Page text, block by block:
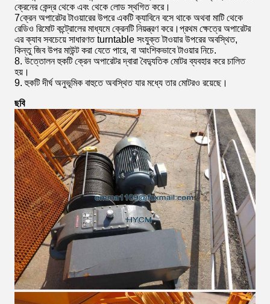
ক্রেনের কেন্দ্র থেকে এবং থেকে লোড স্থগিত করে।
7ক্রেন অপারেটর টাওয়ারের উপরে একটি ক্যাবিনে বসে থাকে অথবা মাটি থেকে
রেডিও রিমোট কন্ট্রোলের মাধ্যমে ক্রেনটি নিয়ন্ত্রণ করে।প্রথম ক্ষেত্রে অপারেটর
এর ক্যাব সবচেয়ে সাধারণত turntable সংযুক্ত টাওয়ার উপরের অবস্থিত,
কিন্তু জিব উপর মাউন্ট করা যেতে পারে, বা আংশিকভাবে টাওয়ার নিচে.
8. উত্তোলন হুকটি ক্রেন অপারেটর দ্বারা বৈদ্যুতিক মোটর ব্যবহার করে চালিত
হয়।
9. হুকটি দীর্ঘ অনুভূমিক বাহুতে অবস্থিত যার মধ্যে তার মোটরও রয়েছে।
ছবি